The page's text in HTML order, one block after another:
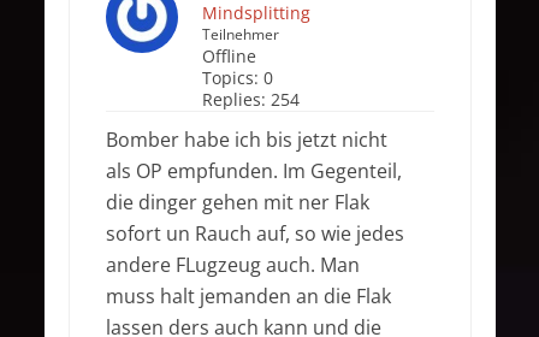
Mindsplitting
Teilnehmer
Offline
Topics: 0
Replies: 254
Bomber habe ich bis jetzt nicht
als OP empfunden. Im Gegenteil,
die dinger gehen mit ner Flak
sofort un Rauch auf, so wie jedes
andere FLugzeug auch. Man
muss halt jemanden an die Flak
lassen ders auch kann und die